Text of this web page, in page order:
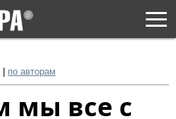
по авторам
мы все с